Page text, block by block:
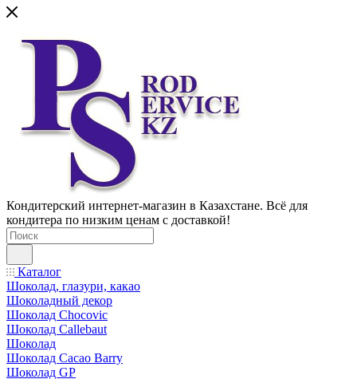
Кондитерский интернет-магазин в Казахстане. Всё для
кондитера по низким ценам с доставкой!
Каталог
Шоколад, глазури, какао
Шоколадный декор
Шоколад Chocovic
Шоколад Callebaut
Шоколад
Шоколад Cacao Barry
Шоколад GP